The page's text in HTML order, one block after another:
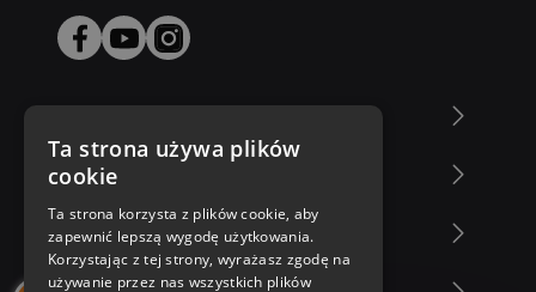
Zakupy u nas
Nasza oferta
Ta strona używa plików
cookie
Ta strona korzysta z plików cookie, aby
zapewnić lepszą wygodę użytkowania.
Korzystając z tej strony, wyrażasz zgodę na
używanie przez nas wszystkich plików